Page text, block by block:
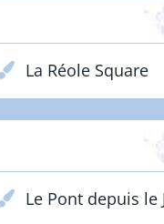
Prix Lacoste
La Réole Square
Le Pont depuis le